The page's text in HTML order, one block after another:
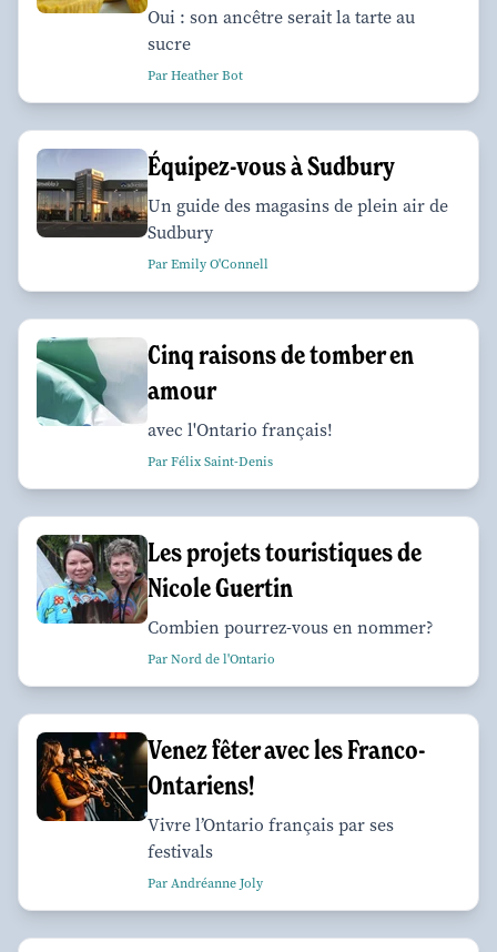
Oui : son ancêtre serait la tarte au
sucre
Par Heather Bot
Équipez-vous à Sudbury
Un guide des magasins de plein air de
Sudbury
Par Emily O'Connell
Cinq raisons de tomber en
amour
avec l'Ontario français!
Par Félix Saint-Denis
Les projets touristiques de
Nicole Guertin
Combien pourrez-vous en nommer?
Par Nord de l'Ontario
Venez fêter avec les Franco-
Ontariens!
Vivre l’Ontario français par ses
festivals
Par Andréanne Joly